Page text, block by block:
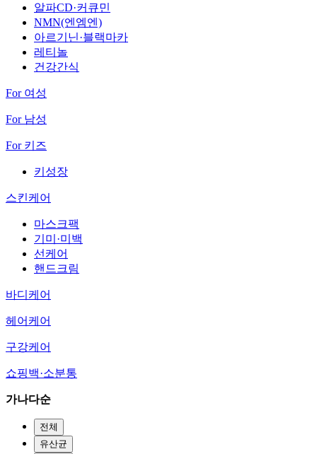
알파CD·커큐민
NMN(엔엠엔)
아르기닌·블랙마카
레티놀
건강간식
For 여성
For 남성
For 키즈
키성장
스킨케어
마스크팩
기미·미백
선케어
핸드크림
바디케어
헤어케어
구강케어
쇼핑백·소분통
가나다순
전체
유산균